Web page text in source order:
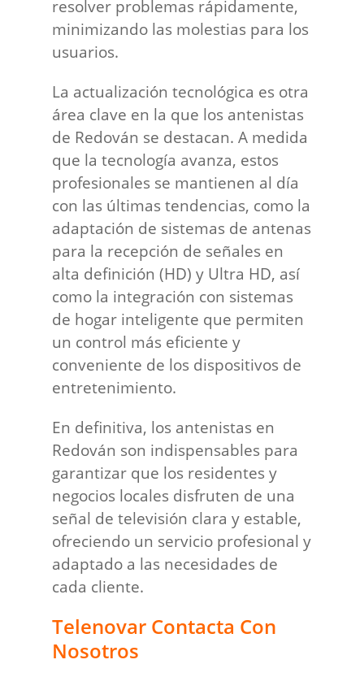
resolver problemas rápidamente,
minimizando las molestias para los
usuarios.
La actualización tecnológica es otra
área clave en la que los antenistas
de Redován se destacan. A medida
que la tecnología avanza, estos
profesionales se mantienen al día
con las últimas tendencias, como la
adaptación de sistemas de antenas
para la recepción de señales en
alta definición (HD) y Ultra HD, así
como la integración con sistemas
de hogar inteligente que permiten
un control más eficiente y
conveniente de los dispositivos de
entretenimiento.
En definitiva, los antenistas en
Redován son indispensables para
garantizar que los residentes y
negocios locales disfruten de una
señal de televisión clara y estable,
ofreciendo un servicio profesional y
adaptado a las necesidades de
cada cliente.
Telenovar Contacta Con
Nosotros